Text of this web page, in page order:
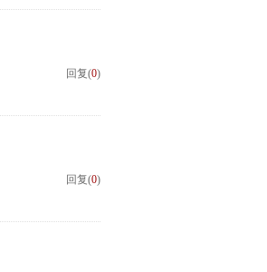
回复(0)
回复(0)